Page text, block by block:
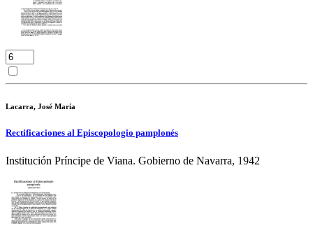
Lacarra, José María
Rectificaciones al Episcopologio pamplonés
Institución Príncipe de Viana. Gobierno de Navarra, 1942